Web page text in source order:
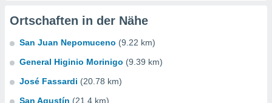
Ortschaften in der Nähe
San Juan Nepomuceno (9.22 km)
General Higinio Morinigo (9.39 km)
José Fassardi (20.78 km)
San Agustín (21.4 km)